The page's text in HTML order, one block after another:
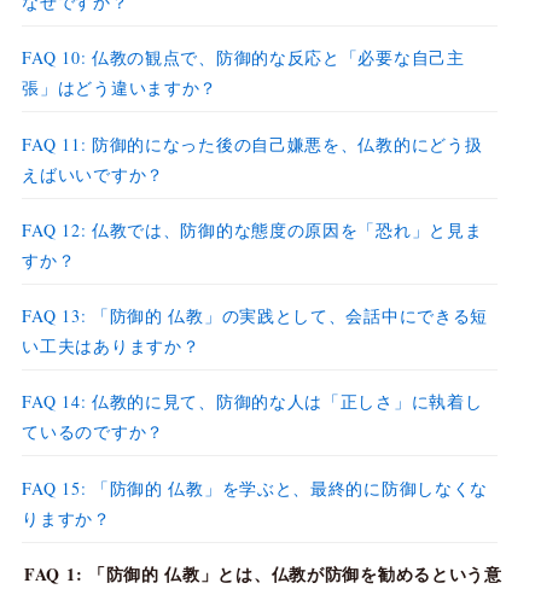
FAQ 10: 仏教の観点で、防御的な反応と「必要な自己主
張」はどう違いますか？
FAQ 11: 防御的になった後の自己嫌悪を、仏教的にどう扱
えばいいですか？
FAQ 12: 仏教では、防御的な態度の原因を「恐れ」と見ま
すか？
FAQ 13: 「防御的 仏教」の実践として、会話中にできる短
い工夫はありますか？
FAQ 14: 仏教的に見て、防御的な人は「正しさ」に執着し
ているのですか？
FAQ 15: 「防御的 仏教」を学ぶと、最終的に防御しなくな
りますか？
FAQ 1: 「防御的 仏教」とは、仏教が防御を勧めるという意